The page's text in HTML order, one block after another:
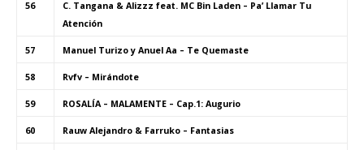
56
C. Tangana & Alizzz feat. MC Bin Laden – Pa’ Llamar Tu
Atención
57 Manuel Turizo y Anuel Aa – Te Quemaste
58 Rvfv – Mirándote
59 ROSALÍA – MALAMENTE – Cap.1: Augurio
60 Rauw Alejandro & Farruko – Fantasias